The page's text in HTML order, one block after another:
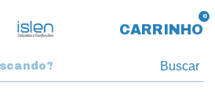
CARRINHO
0
Buscar